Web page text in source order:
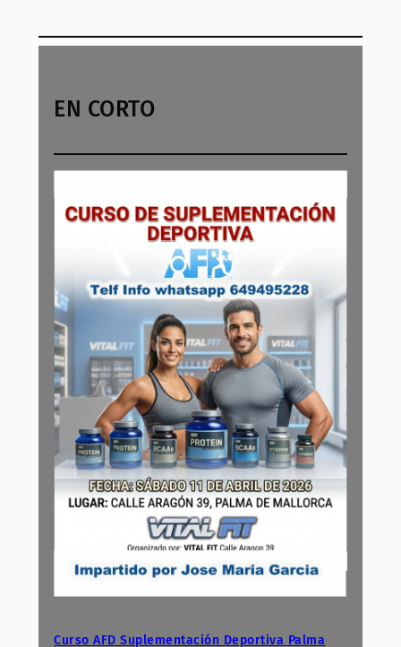
EN CORTO
Curso AFD Suplementación Deportiva Palma